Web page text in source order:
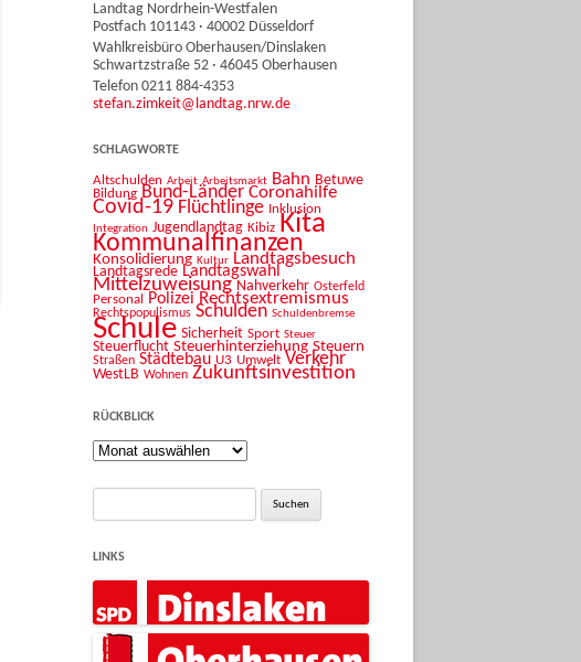
Landtag Nordrhein-Westfalen
Postfach 101143 · 40002 Düsseldorf
Wahlkreisbüro Oberhausen/Dinslaken
Schwartzstraße 52 · 46045 Oberhausen
Telefon 0211 884-4353
stefan.zimkeit@landtag.nrw.de
SCHLAGWORTE
Altschulden Arbeit Arbeitsmarkt Bahn Betuwe
Bildung Bund-Länder Coronahilfe
Covid-19 Flüchtlinge Inklusion
Integration Jugendlandtag Kibiz Kita
Kommunalfinanzen
Konsolidierung Kultur Landtagsbesuch
Landtagsrede Landtagswahl
Mittelzuweisung Nahverkehr Osterfeld
Personal Polizei Rechtsextremismus
Rechtspopulismus Schulden Schuldenbremse
Schule Sicherheit Sport Steuer
Steuerflucht Steuerhinterziehung Steuern
Straßen Städtebau U3 Umwelt Verkehr
WestLB Wohnen Zukunftsinvestition
RÜCKBLICK
Rückblick
Suche
LINKS